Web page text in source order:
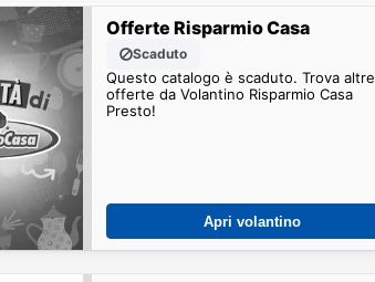
Offerte Risparmio Casa
Scaduto
Questo catalogo è scaduto. Trova altre
offerte da Volantino Risparmio Casa
Presto!
Apri volantino